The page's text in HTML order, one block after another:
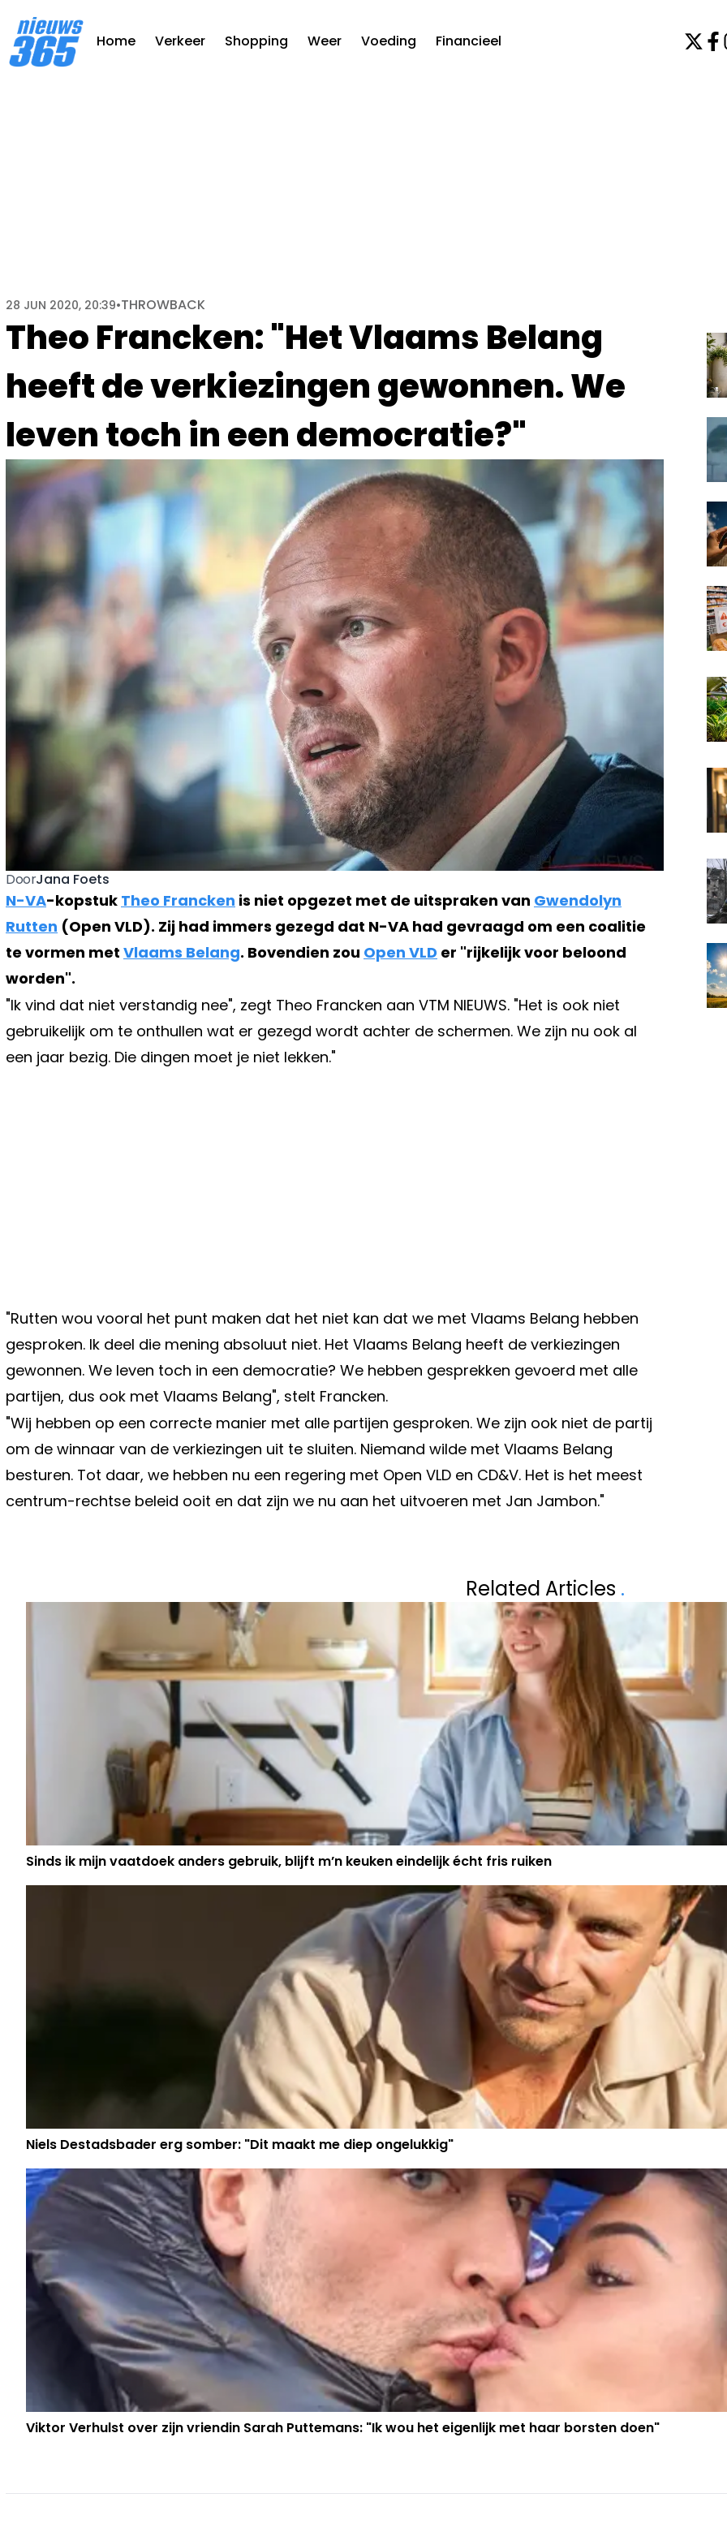
Home Verkeer Shopping Weer Voeding Financieel
Theo Francken: "Het Vlaams Belang
heeft de verkiezingen gewonnen. We
leven toch in een democratie?"
28 JUN 2020, 20:39•THROWBACK
DoorJana Foets
N-VA-kopstuk Theo Francken is niet opgezet met de uitspraken van Gwendolyn
Rutten (Open VLD). Zij had immers gezegd dat N-VA had gevraagd om een coalitie
te vormen met Vlaams Belang. Bovendien zou Open VLD er "rijkelijk voor beloond
worden".
"Ik vind dat niet verstandig nee", zegt Theo Francken aan VTM NIEUWS. "Het is ook niet
gebruikelijk om te onthullen wat er gezegd wordt achter de schermen. We zijn nu ook al
een jaar bezig. Die dingen moet je niet lekken."
"Rutten wou vooral het punt maken dat het niet kan dat we met Vlaams Belang hebben
gesproken. Ik deel die mening absoluut niet. Het Vlaams Belang heeft de verkiezingen
gewonnen. We leven toch in een democratie? We hebben gesprekken gevoerd met alle
partijen, dus ook met Vlaams Belang", stelt Francken.
"Wij hebben op een correcte manier met alle partijen gesproken. We zijn ook niet de partij
om de winnaar van de verkiezingen uit te sluiten. Niemand wilde met Vlaams Belang
besturen. Tot daar, we hebben nu een regering met Open VLD en CD&V. Het is het meest
centrum-rechtse beleid ooit en dat zijn we nu aan het uitvoeren met Jan Jambon."
MUUR, DEAL MET REAL MADRID IN DE MAAK’
LAURA UIT
BIJZONDER
Related Articles .
Sinds ik mijn vaatdoek anders gebruik, blijft m’n keuken eindelijk écht fris ruiken
Niels Destadsbader erg somber: "Dit maakt me diep ongelukkig"
Viktor Verhulst over zijn vriendin Sarah Puttemans: "Ik wou het eigenlijk met haar borsten doen"